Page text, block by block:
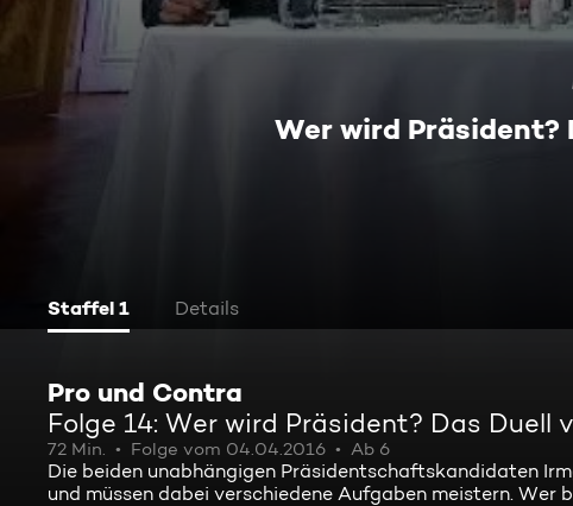
Wer wird Präsident?
Staffel 1 Details
Pro und Contra
Folge 14: Wer wird Präsident? Das Duell
72 Min. Folge vom 04.04.2016 Ab 6
Die beiden unabhängigen Präsidentschaftskandidaten
und müssen dabei verschiedene Aufgaben meistern.